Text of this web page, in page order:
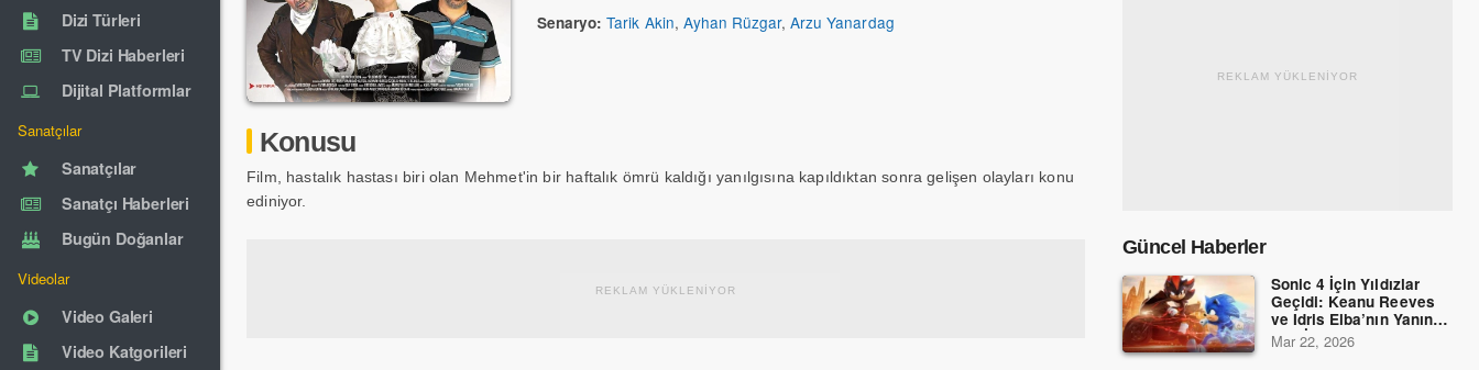
Dizi Türleri
TV Dizi Haberleri
Dijital Platformlar
Sanatçılar
Sanatçılar
Sanatçı Haberleri
Bugün Doğanlar
Videolar
Video Galeri
Video Katgorileri
Senaryo: Tarik Akin, Ayhan Rüzgar,Arzu Yanardag
Konusu
Film, hastalık hastası biri olan Mehmet'in bir haftalık ömrü kaldığı yanılgısına kapıldıktan sonra gelişen olayları konu
ediniyor.
REKLAM YÜKLENİYOR
REKLAM YÜKLENİYOR
Güncel Haberler
Sonic 4 İçin Yıldızlar
Geçidi: Keanu Reeves
ve Idris Elba’nın Yanına
Dev İsimler Katıldı!
Mar 22, 2026